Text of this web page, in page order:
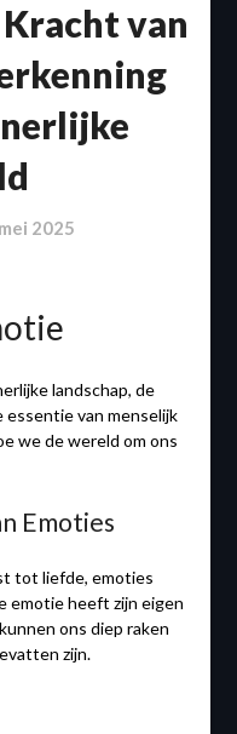
van
2025
landschap, de
essentie van menselijk
we de wereld om ons
Emoties
tot liefde, emoties
emotie heeft zijn eigen
ons diep raken
zijn.